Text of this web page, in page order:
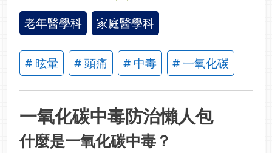
老年醫學科 家庭醫學科
# 昡暈 # 頭痛 # 中毒 # 一氧化碳
一氧化碳中毒防治懶人包
什麼是一氧化碳中毒？